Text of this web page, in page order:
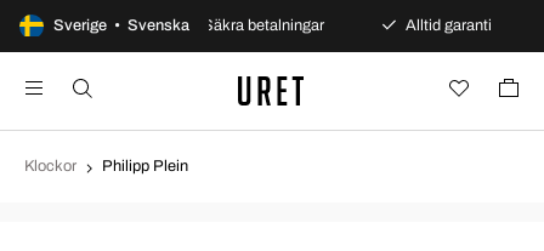
Sverige • Svenska
köp Säkra betalningar Alltid garanti
Klockor Philipp Plein